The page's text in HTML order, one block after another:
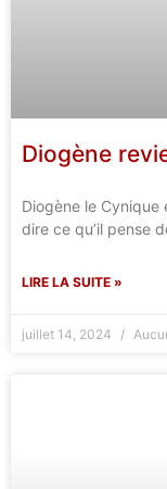
Diogène
Diogène le
dire ce qu’il pense
LIRE LA SUITE »
juillet 14, 2024